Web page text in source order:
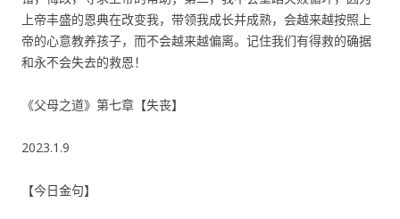
上帝丰盛的恩典在改变我，带领我成长并成熟，会越来越按照上
帝的心意教养孩子，而不会越来越偏离。记住我们有得救的确据
和永不会失去的救恩！
《父母之道》第七章【失丧】
2023.1.9
【今日金句】